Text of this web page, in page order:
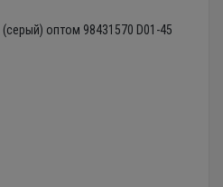
оптом 98431570 D01-45